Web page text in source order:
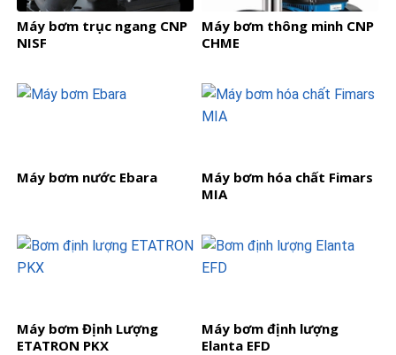
Máy bơm trục ngang CNP
NISF
Máy bơm thông minh CNP
CHME
Máy bơm nước Ebara
Máy bơm hóa chất Fimars
MIA
Máy bơm Định Lượng
ETATRON PKX
Máy bơm định lượng
Elanta EFD